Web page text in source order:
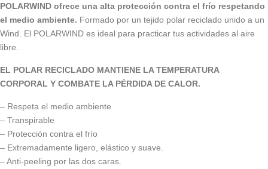
POLARWIND ofrece una alta protección contra el frío respetando
el medio ambiente. Formado por un tejido polar reciclado unido a un
Wind. El POLARWIND es ideal para practicar tus actividades al aire
libre.
EL POLAR RECICLADO MANTIENE LA TEMPERATURA
CORPORAL Y COMBATE LA PÉRDIDA DE CALOR.
– Respeta el medio ambiente
– Transpirable
– Protección contra el frío
– Extremadamente ligero, elástico y suave.
– Anti-peeling por las dos caras.